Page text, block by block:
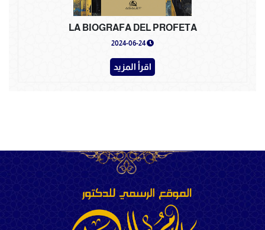
LA BIOGRAFA DEL PROFETA
2024-06-24
اقرأ المزيد